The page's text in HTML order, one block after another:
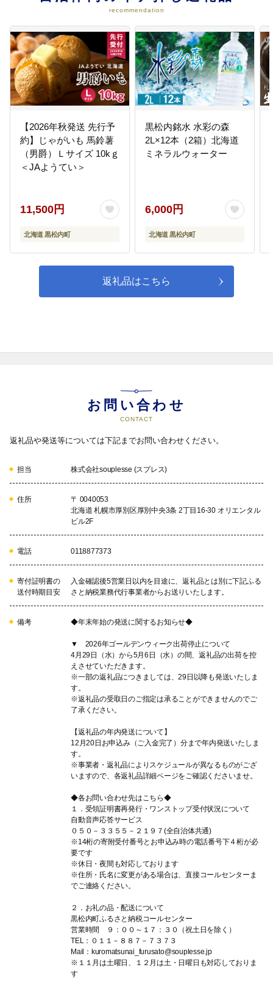
recommendation
【2026年秋発送 先行予
約】じゃがいも 馬鈴薯
（男爵）Ｌサイズ 10kｇ
＜JAようてい＞
11,500円
北海道 黒松内町
黒松内銘水 水彩の森
2L×12本（2箱）北海道
ミネラルウォーター
6,000円
北海道 黒松内町
返礼品はこちら
お問い合わせ
CONTACT
返礼品や発送等については下記までお問い合わせください。
担当 株式会社souplesse (スプレス)
住所
〒 0040053
北海道 札幌市厚別区厚別中央3条 2丁目16-30 オリエンタル
ビル2F
電話 0118877373
寄付証明書の
送付時期目安
入金確認後5営業日以内を目途に、返礼品とは別に下記ふる
さと納税業務代行事業者からお送りいたします。
備考 ◆年末年始の発送に関するお知らせ◆
▼ 2026年ゴールデンウィーク出荷停止について
4月29日（水）から5月6日（水）の間、返礼品の出荷を控
えさせていただきます。
※一部の返礼品につきましては、29日以降も発送いたしま
す。
※返礼品の受取日のご指定は承ることができませんのでご
了承ください。
【返礼品の年内発送について】
12月20日お申込み（ご入金完了）分まで年内発送いたしま
す。
※事業者・返礼品によりスケジュールが異なるものがござ
いますので、各返礼品詳細ページをご確認くださいませ。
◆各お問い合わせ先はこちら◆
１．受領証明書再発行・ワンストップ受付状況について
自動音声応答サービス
０５０－３３５５－２１９７(全自治体共通)
※14桁の寄附受付番号とお申込み時の電話番号下４桁が必
要です
※休日・夜間も対応しております
※住所・氏名に変更がある場合は、直接コールセンターま
でご連絡ください。
２．お礼の品・配送について
黒松内町ふるさと納税コールセンター
営業時間 ９：００～１７：３０（祝土日を除く）
TEL：０１１－８８７－７３７３
Mail：kuromatsunai_furusato@souplesse.jp
※１１月は土曜日、１２月は土・日曜日も対応しておりま
す